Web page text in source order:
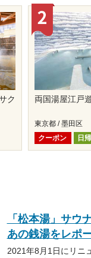
ク
両国湯屋江戸
東京都 / 墨田区
クーポン
日
「松本湯」サウ
あの銭湯をレポ
2021年8月1日にリニ